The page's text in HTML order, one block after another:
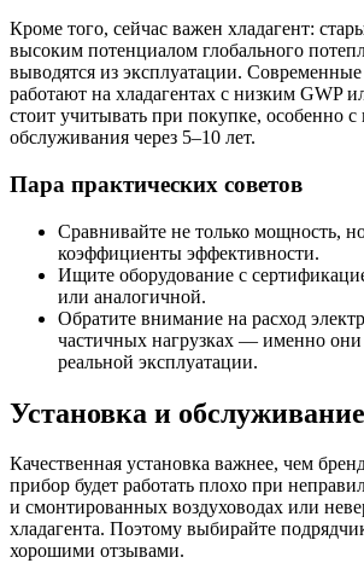
Кроме того, сейчас важен хладагент:
высоким потенциалом глобального
выводятся из эксплуатации. Современные
работают на хладагентах с низким GWP
стоит учитывать при покупке, особенно с
обслуживания через 5–10 лет.
Пара практических советов
Сравнивайте не только мощность,
коэффициенты эффективности.
Ищите оборудование с
или аналогичной.
Обратите внимание на расход
частичных нагрузках — именно они
реальной эксплуатации.
Установка и обслуживание
Качественная установка важнее, чем
прибор будет работать плохо при
и смонтированных воздуховодах или
хладагента. Поэтому выбирайте
хорошими отзывами.